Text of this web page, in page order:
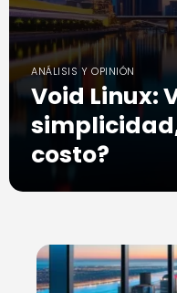
ANÁLISIS Y OPINIÓN
Void Linux:
costo?